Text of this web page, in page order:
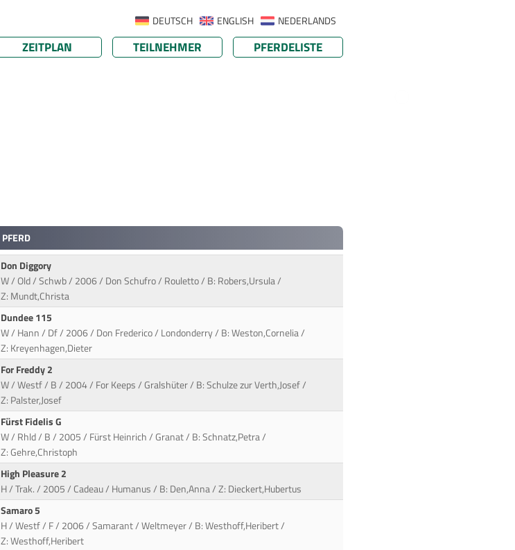
NEDERLANDS
ENGLISH
DEUTSCH
ZEITPLAN TEILNEHMER PFERDELISTE
PFERD
Don Diggory
W / Old / Schwb / 2006 / Don Schufro / Rouletto / B: Robers,Ursula /
Z: Mundt,Christa
Dundee 115
W / Hann / Df / 2006 / Don Frederico / Londonderry / B: Weston,Cornelia /
Z: Kreyenhagen,Dieter
For Freddy 2
W / Westf / B / 2004 / For Keeps / Gralshüter / B: Schulze zur Verth,Josef /
Z: Palster,Josef
Fürst Fidelis G
W / Rhld / B / 2005 / Fürst Heinrich / Granat / B: Schnatz,Petra /
Z: Gehre,Christoph
High Pleasure 2
H / Trak. / 2005 / Cadeau / Humanus / B: Den,Anna / Z: Dieckert,Hubertus
Samaro 5
H / Westf / F / 2006 / Samarant / Weltmeyer / B: Westhoff,Heribert /
Z: Westhoff,Heribert